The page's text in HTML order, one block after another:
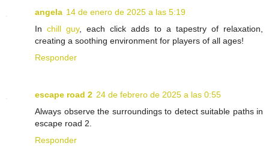
angela 14 de enero de 2025 a las 5:19
In chill guy, each click adds to a tapestry of relaxation,
creating a soothing environment for players of all ages!
Responder
escape road 2 24 de febrero de 2025 a las 0:55
Always observe the surroundings to detect suitable paths in
escape road 2.
Responder